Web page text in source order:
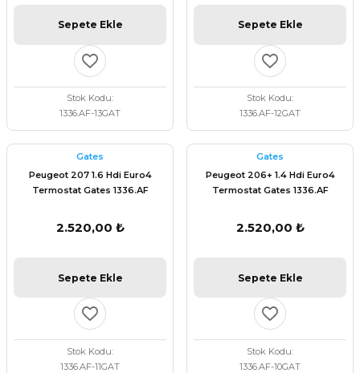
Sepete Ekle
Stok Kodu
1336.AF-13GAT
Sepete Ekle
Stok Kodu
1336.AF-12GAT
Gates
Peugeot 207 1.6 Hdi Euro4
Termostat Gates 1336.AF
2.520,00 ₺
Sepete Ekle
Stok Kodu
1336.AF-11GAT
Gates
Peugeot 206+ 1.4 Hdi Euro4
Termostat Gates 1336.AF
2.520,00 ₺
Sepete Ekle
Stok Kodu
1336.AF-10GAT